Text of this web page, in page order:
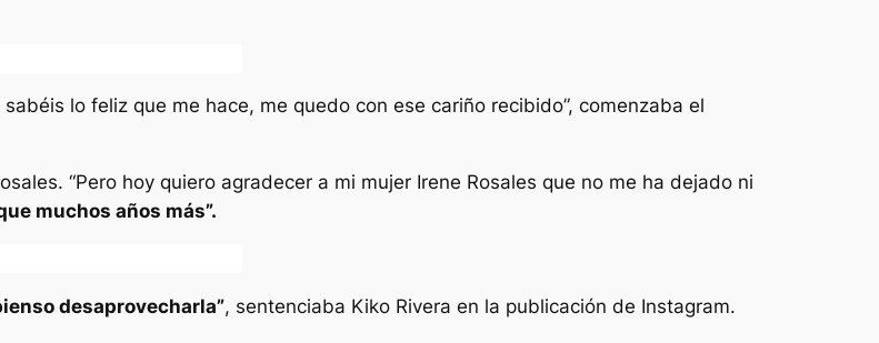
lo feliz que me hace, me quedo con ese cariño recibido”, comenzaba el
“Pero hoy quiero agradecer a mi mujer Irene Rosales que no me ha dejado ni
muchos años más”.
desaprovecharla”, sentenciaba Kiko Rivera en la publicación de Instagram.